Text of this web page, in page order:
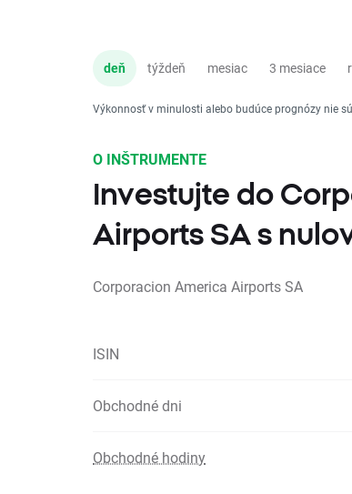
deň týždeň mesiac 3 mesiace
Výkonnosť v minulosti alebo budúce prognózy nie
O INŠTRUMENTE
Investujte do
Airports SA s
Corporacion America Airports SA
ISIN
Obchodné dni
Obchodné hodiny